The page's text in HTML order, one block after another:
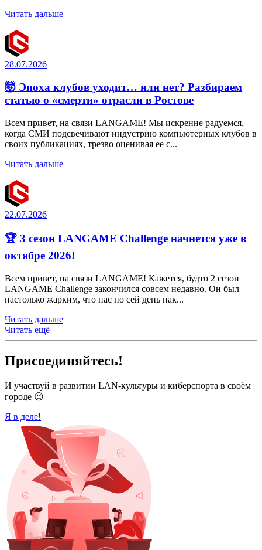
Читать дальше
28.07.2026
🤯 Эпоха клубов уходит… или нет? Разбираем
статью о «смерти» отрасли в Ростове
Всем привет, на связи LANGAME! Мы искренне радуемся,
когда СМИ подсвечивают индустрию компьютерных клубов в
своих публикациях, трезво оценивая ее с...
Читать дальше
22.07.2026
🏆 3 сезон LANGAME Challenge начнется уже в
октябре 2026!
Всем привет, на связи LANGAME! Кажется, будто 2 сезон
LANGAME Challenge закончился совсем недавно. Он был
настолько жарким, что нас по сей день нак...
Читать дальше
Читать ещё
Присоединяйтесь!
И участвуй в развитии LAN-культуры и киберспорта в своём
городе 😉
Я в деле!